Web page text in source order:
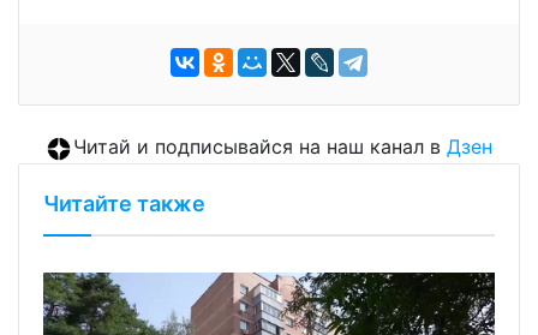
Читай и подписывайся на наш канал в Дзен
Читайте также